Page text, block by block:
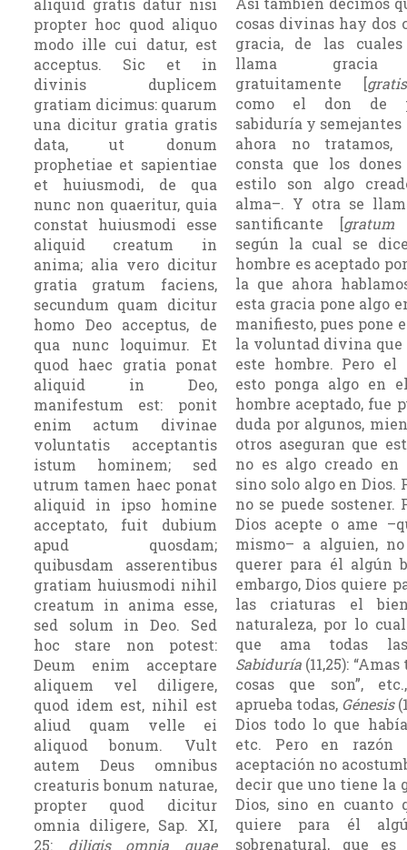
aliquid gratis datur nisi
propter hoc quod aliquo
modo ille cui datur, est
acceptus. Sic et in
divinis duplicem
gratiam dicimus: quarum
una dicitur gratia gratis
data, ut donum
prophetiae et sapientiae
et huiusmodi, de qua
nunc non quaeritur, quia
constat huiusmodi esse
aliquid creatum in
anima; alia vero dicitur
gratia gratum faciens,
secundum quam dicitur
homo Deo acceptus, de
qua nunc loquimur. Et
quod haec gratia ponat
aliquid in Deo,
manifestum est: ponit
enim actum divinae
voluntatis acceptantis
istum hominem; sed
utrum tamen haec ponat
aliquid in ipso homine
acceptato, fuit dubium
apud quosdam;
quibusdam asserentibus
gratiam huiusmodi nihil
creatum in anima esse,
sed solum in Deo. Sed
hoc stare non potest:
Deum enim acceptare
aliquem vel diligere,
quod idem est, nihil est
aliud quam velle ei
aliquod bonum. Vult
autem Deus omnibus
creaturis bonum naturae,
propter quod dicitur
omnia diligere, Sap. XI,
25: diligis omnia quae
cosas divinas hay dos
gracia, de las
llama gracia
gratuitamente [
como el don de
sabiduría y semejantes
ahora no
consta que los
estilo son algo
alma–. Y otra se
santificante [gratum
según la cual se
hombre es aceptado
la que ahora
esta gracia pone algo
manifiesto, pues pone
la voluntad divina que
este hombre. Pero el
esto ponga algo en
hombre aceptado, fue
duda por algunos,
otros aseguran que
no es algo creado en
sino solo algo en Dios.
no se puede sostener.
Dios acepte o ame
mismo– a alguien,
querer para él algún
embargo, Dios quiere
las criaturas el
naturaleza, por lo
que ama todas
Sabiduría (11,25):
cosas que son”,
aprueba todas, Génesis
Dios todo lo que
etc. Pero en razón
aceptación no
decir que uno tiene la
Dios, sino en cuanto
quiere para él
sobrenatural, que